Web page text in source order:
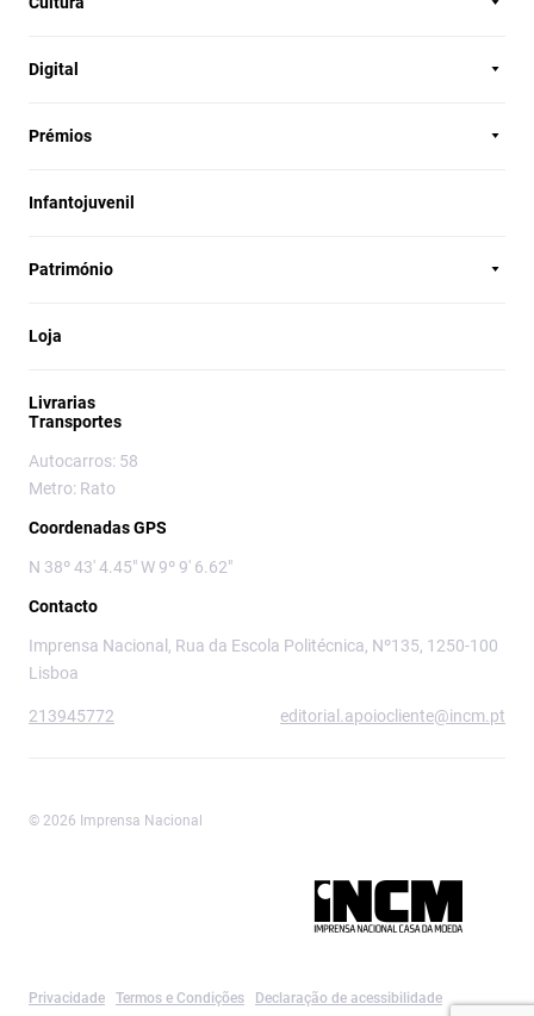
Digital
Prémios
Infantojuvenil
Património
Loja
Livrarias
Transportes
Autocarros: 58
Metro: Rato
Coordenadas GPS
N 38º 43' 4.45" W 9º 9' 6.62"
Contacto
Imprensa Nacional, Rua da Escola Politécnica, Nº135, 1250-100
Lisboa
213945772 editorial.apoiocliente@incm.pt
© 2026 Imprensa Nacional
Privacidade Termos e Condições Declaração de acessibilidade